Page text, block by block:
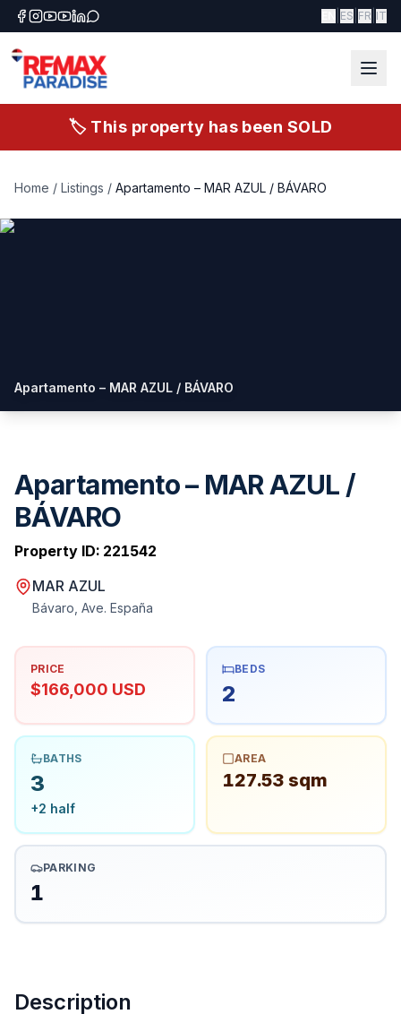
ES FR IT
🏷️ This property has been SOLD
Home / Listings / Apartamento – MAR AZUL / BÁVARO
Apartamento – MAR AZUL / BÁVARO
Apartamento – MAR AZUL /
BÁVARO
Property ID: 221542
MAR AZUL
Bávaro, Ave. España
PRICE
$166,000 USD
BEDS
2
BATHS
3
+2 half
AREA
127.53 sqm
PARKING
1
Description